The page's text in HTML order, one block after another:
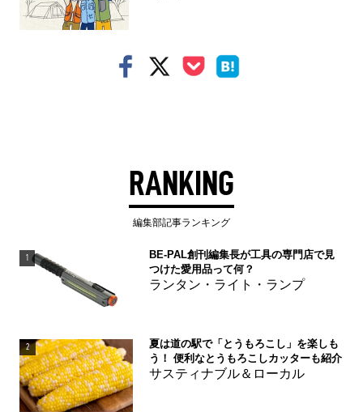
RANKING
編集部記事ランキング
1
BE-PAL創刊編集長が工具の専門店で見
つけた愛用品って何？
ランタン・ライト・ランプ
2
夏は道の駅で「とうもろこし」を楽しも
う！ 便利なとうもろこしカッターも紹介
サスティナブル＆ローカル